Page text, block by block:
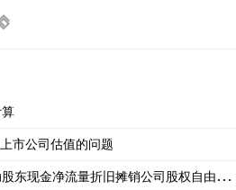
算
市公司估值的问题
东现金净流量折旧摊销公司股权自由现